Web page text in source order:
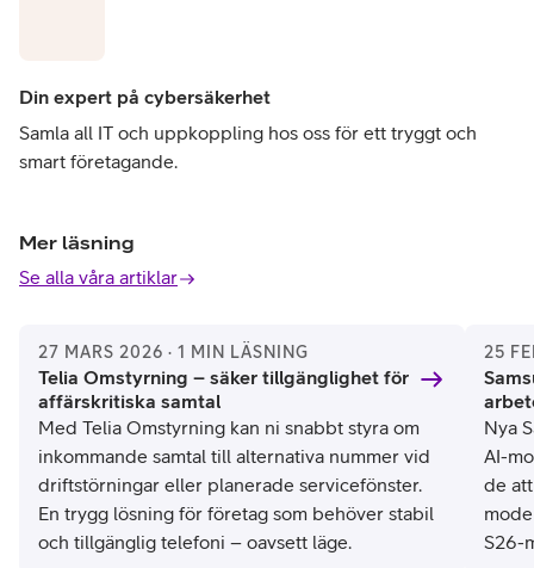
Din expert på cybersäkerhet
Samla all IT och uppkoppling hos oss för ett tryggt och
smart företagande.
Mer läsning
Se alla våra artiklar
27 MARS 2026 · 1 MIN LÄSNING
Telia Omstyrning – säker tillgänglighet för
affärskritiska samtal
Med Telia Omstyrning kan ni snabbt styra om
inkommande samtal till alternativa nummer vid
driftstörningar eller planerade servicefönster.
En trygg lösning för företag som behöver stabil
och tillgänglig telefoni – oavsett läge.
25
Nya
AI-
de
S26-